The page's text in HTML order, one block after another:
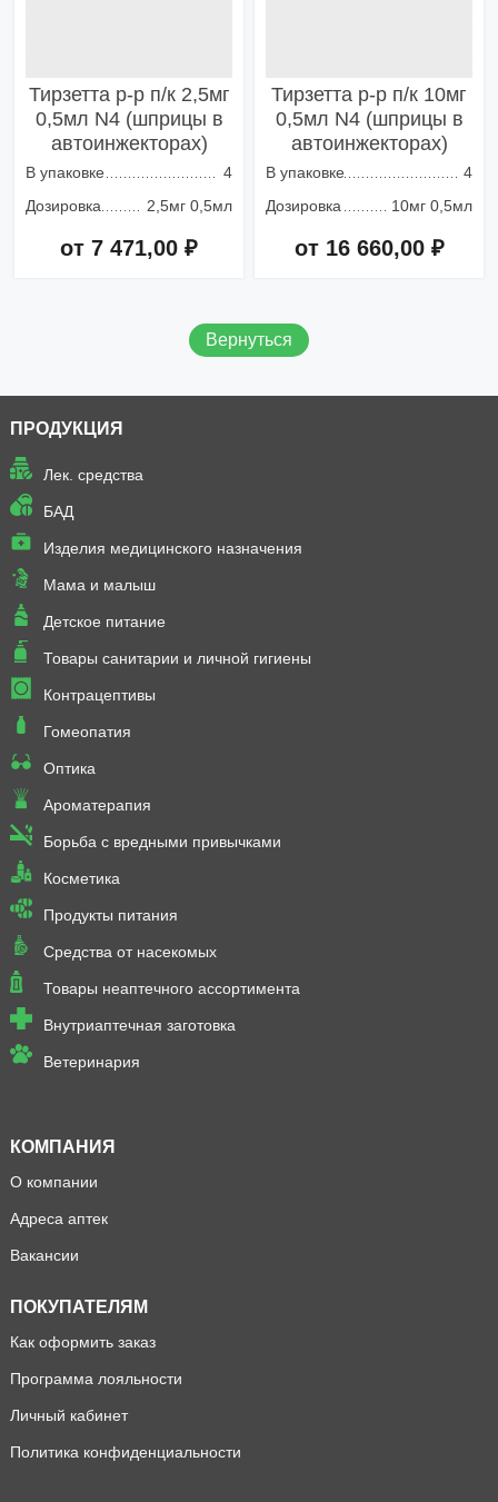
Тирзетта р-р п/к 2,5мг
0,5мл N4 (шприцы в
автоинжекторах)
В упаковке
4
Дозировка
2,5мг 0,5мл
от 7 471,00 ₽
Тирзетта р-р п/к 10мг
0,5мл N4 (шприцы в
автоинжекторах)
В упаковке
4
Дозировка
10мг 0,5мл
от 16 660,00 ₽
Вернуться
ПРОДУКЦИЯ
Лек. средства
БАД
Изделия медицинского назначения
Мама и малыш
Детское питание
Товары санитарии и личной гигиены
Контрацептивы
Гомеопатия
Оптика
Ароматерапия
Борьба с вредными привычками
Косметика
Продукты питания
Средства от насекомых
Товары неаптечного ассортимента
Внутриаптечная заготовка
Ветеринария
КОМПАНИЯ
О компании
Адреса аптек
Вакансии
ПОКУПАТЕЛЯМ
Как оформить заказ
Программа лояльности
Личный кабинет
Политика конфиденциальности